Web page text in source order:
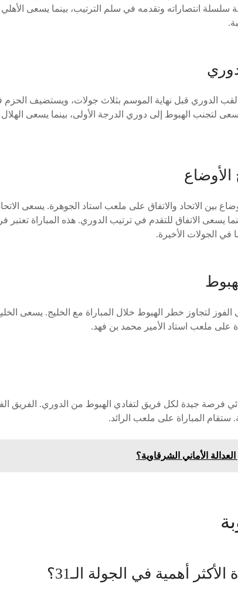
انتصاراته وتقدمه في سلم الترتيب، بينما يسعى الأهلي
الدوري قبل نهاية الموسم بثلاث جولات، ويستضيف الحزم
لتجنب الهبوط إلى دوري الدرجة الأولى، بينما يسعى
الأوضاع
بين الاتحاد والاتفاق على ملعب استاد الجوهرة. يسعى
يسعى الاتفاق للتقدم في ترتيب الدوري. هذه المباراة تعتبر
في الجولات الأخيرة.
الفوز لتجاوز خطر الهبوط خلال المباراة مع الخليج. يسعى
على ملعب استاد الأمير محمد بن فهد.
فرصة جيدة لكل فريق لتفادي الهبوط من الدوري.
ستقام المباراة على ملعب الرائد.
الأماني الشرقاوية؟
أهمية في الجولة الـ31؟